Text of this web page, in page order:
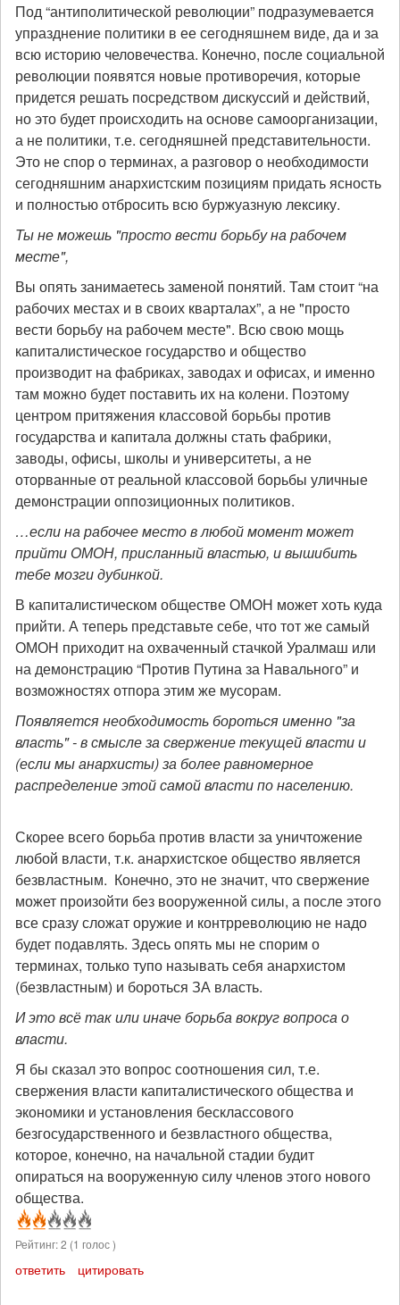
Под “антиполитической революции” подразумевается
упразднение политики в ее сегодняшнем виде, да и за
всю историю человечества. Конечно, после социальной
революции появятся новые противоречия, которые
придется решать посредством дискуссий и действий,
но это будет происходить на основе самоорганизации,
а не политики, т.е. сегодняшней представительности.
Это не спор о терминах, а разговор о необходимости
сегодняшним анархистским позициям придать ясность
и полностью отбросить всю буржуазную лексику.
Ты не можешь "просто вести борьбу на рабочем
месте",
Вы опять занимаетесь заменой понятий. Там стоит “на
рабочих местах и в своих кварталах”, а не "просто
вести борьбу на рабочем месте". Всю свою мощь
капиталистическое государство и общество
производит на фабриках, заводах и офисах, и именно
там можно будет поставить их на колени. Поэтому
центром притяжения классовой борьбы против
государства и капитала должны стать фабрики,
заводы, офисы, школы и университеты, а не
оторванные от реальной классовой борьбы уличные
демонстрации оппозиционных политиков.
…если на рабочее место в любой момент может
прийти ОМОН, присланный властью, и вышибить
тебе мозги дубинкой.
В капиталистическом обществе ОМОН может хоть куда
прийти. А теперь представьте себе, что тот же самый
ОМОН приходит на охваченный стачкой Уралмаш или
на демонстрацию “Против Путина за Навального” и
возможностях отпора этим же мусорам.
Появляется необходимость бороться именно "за
власть" - в смысле за свержение текущей власти и
(если мы анархисты) за более равномерное
распределение этой самой власти по населению.
Скорее всего борьба против власти за уничтожение
любой власти, т.к. анархистское общество является
безвластным. Конечно, это не значит, что свержение
может произойти без вооруженной силы, а после этого
все сразу сложат оружие и контрреволюцию не надо
будет подавлять. Здесь опять мы не спорим о
терминах, только тупо называть себя анархистом
(безвластным) и бороться ЗА власть.
И это всё так или иначе борьба вокруг вопроса о
власти.
Я бы сказал это вопрос соотношения сил, т.е.
свержения власти капиталистического общества и
экономики и установления бесклассового
безгосударственного и безвластного общества,
которое, конечно, на начальной стадии будит
опираться на вооруженную силу членов этого нового
общества.
Рейтинг:2 (1 голос )
ответить цитировать